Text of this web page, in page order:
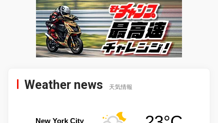
Weather news 天気情報
New York City